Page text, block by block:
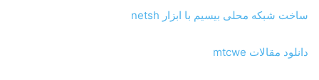
ساخت شبکه محلی بیسیم با ابزار netsh
دانلود مقالات mtcwe